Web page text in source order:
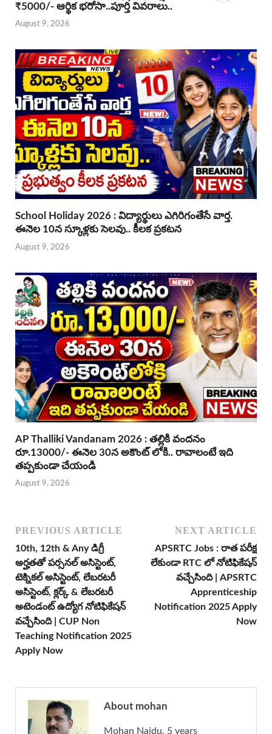
₹5000/- ఆర్థిక భరోసా..పూర్తి వివరాలు..
August 9, 2026
School Holiday 2026 : విద్యార్థులు ఎగిరిగంతేసే వార్త.
ఈనెల 10న స్కూళ్లకు సెలవు.. కీలక ప్రకటన
August 9, 2026
AP Thalliki Vandanam 2026 : తల్లికి వందనం
రూ.13000/- ఈనెల 30న అకౌంట్ లోకి.. రావాలంటే ఇది
తప్పకుండా చేయండి
August 9, 2026
PREVIOUS ARTICLE
10th, 12th & Any డిగ్రీ
అర్హతతో పర్సనల్ అసిస్టెంట్,
టెక్నికల్ అసిస్టెంట్, లేబరటరీ
అసిస్టెంట్, క్లర్క్ & లేబరటరీ
అటెండంట్ ఉద్యోగ నోటిఫికేషన్
వచ్చేసింది | CUP Non
Teaching Notification 2025
Apply Now
NEXT ARTICLE
APSRTC Jobs : రాత పరీక్ష
లేకుండా RTC లో నోటిఫికేషన్
వచ్చేసింది | APSRTC
Apprenticeship
Notification 2025 Apply
Now
About mohan
Mohan Naidu, 5 years